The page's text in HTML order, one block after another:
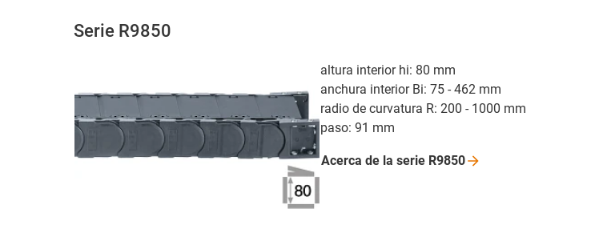
Serie R9850
altura interior hi: 80 mm
anchura interior Bi: 75 - 462 mm
radio de curvatura R: 200 - 1000 mm
paso: 91 mm
Acerca de la serie R9850